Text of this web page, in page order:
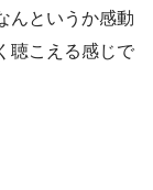
んというか感動
聴こえる感じで